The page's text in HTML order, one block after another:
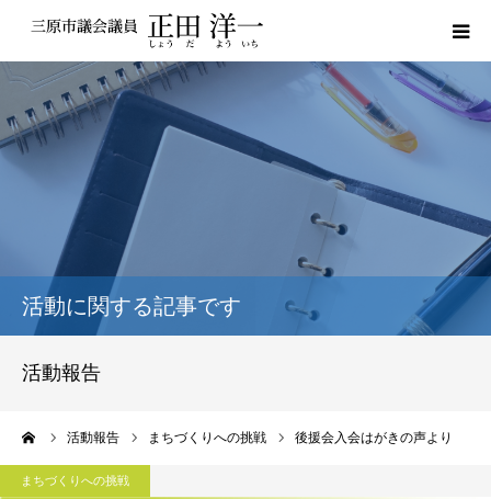
活動に関する記事です
活動報告
活動報告 まちづくりへの挑戦 後援会入会はがきの声より
まちづくりへの挑戦
プロフィール
私の政策
活動報告
議員レポート
お問い合わせ